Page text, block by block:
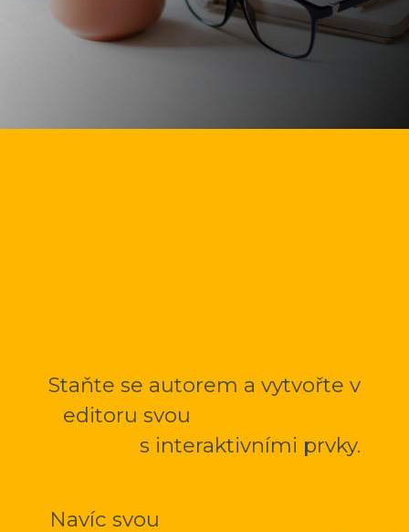
Staňte se autorem a vytvořte v
editoru svou
s interaktivními prvky.
Navíc svou